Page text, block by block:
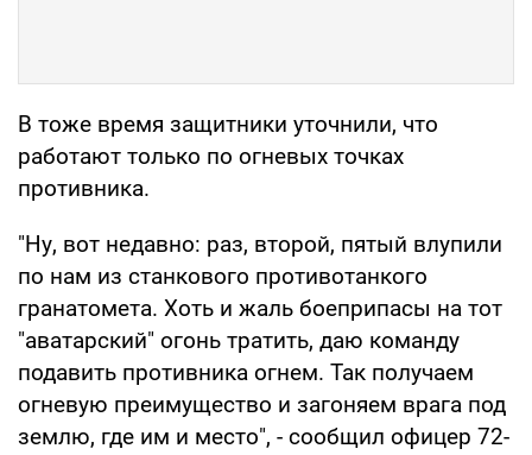
В тоже время защитники уточнили, что
работают только по огневых точках
противника.
"Ну, вот недавно: раз, второй, пятый влупили
по нам из станкового противотанкого
гранатомета. Хоть и жаль боеприпасы на тот
"аватарский" огонь тратить, даю команду
подавить противника огнем. Так получаем
огневую преимущество и загоняем врага под
землю, где им и место", - сообщил офицер 72-